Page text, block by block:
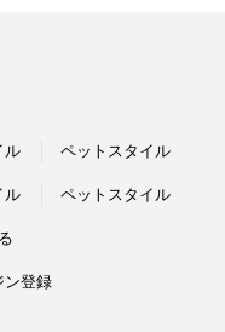
ル ペットスタイル
ル ペットスタイル
ン登録